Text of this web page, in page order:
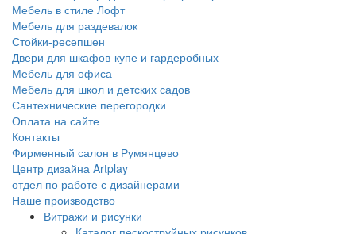
Мебель в стиле Лофт
Мебель для раздевалок
Стойки-ресепшен
Двери для шкафов-купе и гардеробных
Мебель для офиса
Мебель для школ и детских садов
Сантехнические перегородки
Оплата на сайте
Контакты
Фирменный салон в Румянцево
Центр дизайна Artplay
отдел по работе с дизайнерами
Наше производство
Витражи и рисунки